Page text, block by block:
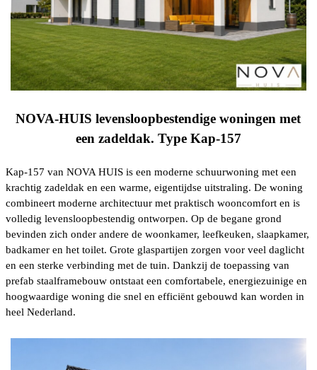
NOVA-HUIS levensloopbestendige woningen met
een zadeldak. Type Kap-157
Kap-157 van NOVA HUIS is een moderne schuurwoning met een
krachtig zadeldak en een warme, eigentijdse uitstraling. De woning
combineert moderne architectuur met praktisch wooncomfort en is
volledig levensloopbestendig ontworpen. Op de begane grond
bevinden zich onder andere de woonkamer, leefkeuken, slaapkamer,
badkamer en het toilet. Grote glaspartijen zorgen voor veel daglicht
en een sterke verbinding met de tuin. Dankzij de toepassing van
prefab staalframebouw ontstaat een comfortabele, energiezuinige en
hoogwaardige woning die snel en efficiënt gebouwd kan worden in
heel Nederland.